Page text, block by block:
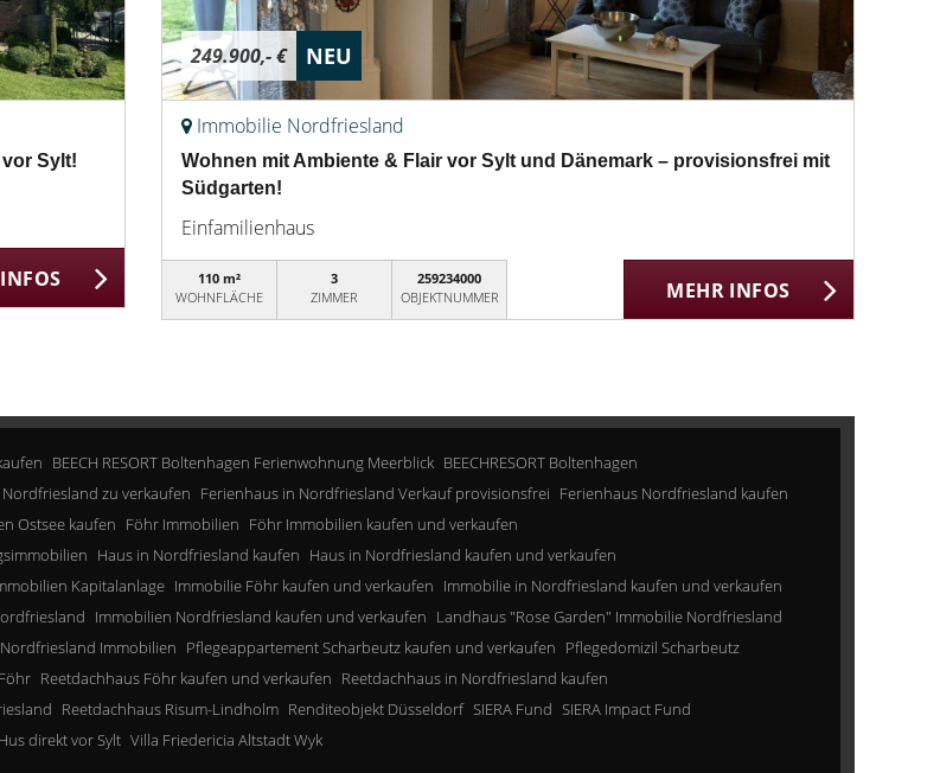
Sylt!
249.900,- € NEU
Immobilie Nordfriesland
Wohnen mit Ambiente & Flair vor Sylt und Dänemark – provisionsfrei mit
Südgarten!
Einfamilienhaus
110 m²
WOHNFLÄCHE
3
ZIMMER
259234000
OBJEKTNUMMER
MEHR INFOS
BEECH RESORT Boltenhagen Ferienwohnung Meerblick BEECHRESORT Boltenhagen
zu verkaufen Ferienhaus in Nordfriesland Verkauf provisionsfrei Ferienhaus Nordfriesland kaufen
Ostsee kaufen Föhr Immobilien Föhr Immobilien kaufen und verkaufen
Haus in Nordfriesland kaufen Haus in Nordfriesland kaufen und verkaufen
Kapitalanlage Immobilie Föhr kaufen und verkaufen Immobilie in Nordfriesland kaufen und verkaufen
Immobilien Nordfriesland kaufen und verkaufen Landhaus "Rose Garden" Immobilie Nordfriesland
Nordfriesland Immobilien Pflegeappartement Scharbeutz kaufen und verkaufen Pflegedomizil Scharbeutz
Reetdachhaus Föhr kaufen und verkaufen Reetdachhaus in Nordfriesland kaufen
Reetdachhaus Risum-Lindholm Renditeobjekt Düsseldorf SIERA Fund SIERA Impact Fund
direkt vor Sylt Villa Friedericia Altstadt Wyk